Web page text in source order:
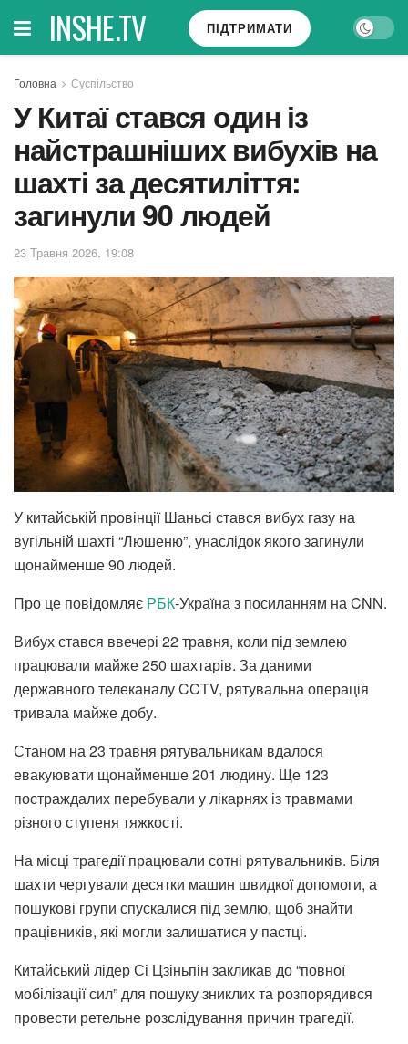
INSHE.TV ПІДТРИМАТИ
Головна Суспільство
У Китаї стався один із
найстрашніших вибухів на
шахті за десятиліття:
загинули 90 людей
23 Травня 2026, 19:08
У китайській провінції Шаньсі стався вибух газу на
вугільній шахті “Люшеню”, унаслідок якого загинули
щонайменше 90 людей.
Про це повідомляє РБК-Україна з посиланням на CNN.
Вибух стався ввечері 22 травня, коли під землею
працювали майже 250 шахтарів. За даними
державного телеканалу CCTV, рятувальна операція
тривала майже добу.
Станом на 23 травня рятувальникам вдалося
евакуювати щонайменше 201 людину. Ще 123
постраждалих перебували у лікарнях із травмами
різного ступеня тяжкості.
На місці трагедії працювали сотні рятувальників. Біля
шахти чергували десятки машин швидкої допомоги, а
пошукові групи спускалися під землю, щоб знайти
працівників, які могли залишатися у пастці.
Китайський лідер Сі Цзіньпін закликав до “повної
мобілізації сил” для пошуку зниклих та розпорядився
провести ретельне розслідування причин трагедії.